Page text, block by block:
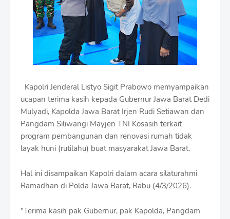
Kapolri Jenderal Listyo Sigit Prabowo memyampaikan
ucapan terima kasih kepada Gubernur Jawa Barat Dedi
Mulyadi, Kapolda Jawa Barat Irjen Rudi Setiawan dan
Pangdam Siliwangi Mayjen TNI Kosasih terkait
program pembangunan dan renovasi rumah tidak
layak huni (rutilahu) buat masyarakat Jawa Barat.
Hal ini disampaikan Kapolri dalam acara silaturahmi
Ramadhan di Polda Jawa Barat, Rabu (4/3/2026).
"Terima kasih pak Gubernur, pak Kapolda, Pangdam
i
g
n
W
i
t
S
h
r
f